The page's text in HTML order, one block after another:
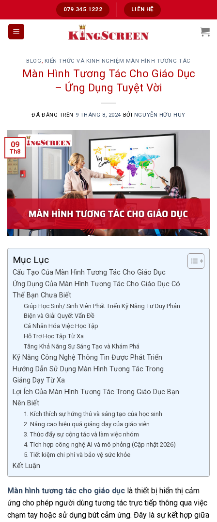
đến
dung
079.345.1222 LIÊN HỆ
BLOG , KIẾN THỨC VÀ KINH NGHIỆM MÀN HÌNH TƯƠNG TÁC
Màn Hình Tương Tác Cho Giáo Dục
– Ứng Dụng Tuyệt Vời
ĐÃ ĐĂNG TRÊN 9 THÁNG 8, 2024 BỞI NGUYỄN HỮU HUY
09
Th8
Mục Lục
Cấu Tạo Của Màn Hình Tương Tác Cho Giáo Dục
Ứng Dụng Của Màn Hình Tương Tác Cho Giáo Dục Có
Thể Bạn Chưa Biết
Giúp Học Sinh/ Sinh Viên Phát Triển Kỹ Năng Tư Duy Phản
Biện và Giải Quyết Vấn Đề
Cá Nhân Hóa Việc Học Tập
Hỗ Trợ Học Tập Từ Xa
Tăng Khả Năng Sự Sáng Tạo và Khám Phá
Kỹ Năng Công Nghệ Thông Tin Được Phát Triển
Hướng Dẫn Sử Dụng Màn Hình Tương Tác Trong
Giảng Dạy Từ Xa
Lợi Ích Của Màn Hình Tương Tác Trong Giáo Dục Bạn
Nên Biết
1. Kích thích sự hứng thú và sáng tạo của học sinh
2. Nâng cao hiệu quả giảng dạy của giáo viên
3. Thúc đẩy sự cộng tác và làm việc nhóm
4. Tích hợp công nghệ AI và mô phỏng (Cập nhật 2026)
5. Tiết kiệm chi phí và bảo vệ sức khỏe
Kết Luận
Màn hình tương tác cho giáo dục là thiết bị hiển thị cảm
ứng cho phép người dùng tương tác trực tiếp thông qua việc
chạm tay hoặc sử dụng bút cảm ứng. Đây là sự kết hợp giữa